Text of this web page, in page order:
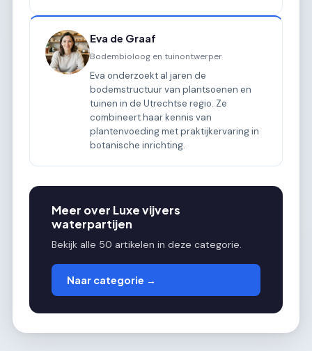
Eva de Graaf
Bodembioloog en tuinontwerper
Eva onderzoekt al jaren de
bodemstructuur van plantsoenen en
tuinen in de Utrechtse regio. Ze
combineert haar kennis van
plantenvoeding met praktijkervaring in
botanische inrichting.
Meer over Luxe vijvers
waterpartijen
Bekijk alle 50 artikelen in deze categorie.
Naar categorie →